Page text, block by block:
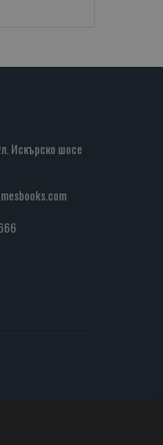
Искърско шосе